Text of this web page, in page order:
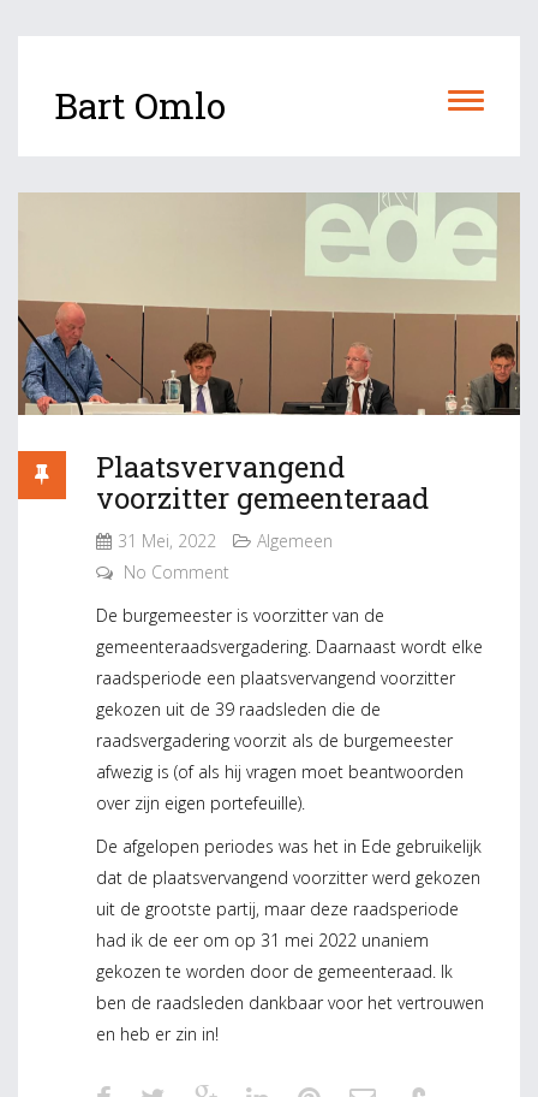
Bart Omlo
Plaatsvervangend
voorzitter gemeenteraad
31 Mei, 2022
Algemeen
No Comment
De burgemeester is voorzitter van de
gemeenteraadsvergadering. Daarnaast wordt elke
raadsperiode een plaatsvervangend voorzitter
gekozen uit de 39 raadsleden die de
raadsvergadering voorzit als de burgemeester
afwezig is (of als hij vragen moet beantwoorden
over zijn eigen portefeuille).
De afgelopen periodes was het in Ede gebruikelijk
dat de plaatsvervangend voorzitter werd gekozen
uit de grootste partij, maar deze raadsperiode
had ik de eer om op 31 mei 2022 unaniem
gekozen te worden door de gemeenteraad. Ik
ben de raadsleden dankbaar voor het vertrouwen
en heb er zin in!